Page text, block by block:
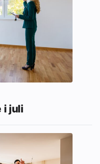
i juli